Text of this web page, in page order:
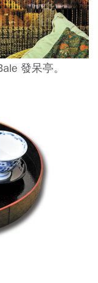
發呆亭。